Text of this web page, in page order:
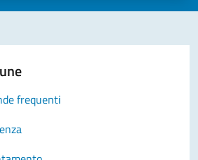
frequenti